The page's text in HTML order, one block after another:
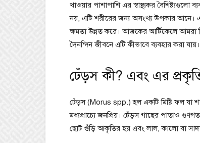
খাওয়ার পাশাপাশি এর স্বাস্থ্যকর
নয়, এটি শরীরের জন্য অসংখ্য উপকার আনে।
ক্ষমতা উন্নত করে। আজকের আর্টিকেলে আমরা
দৈনন্দিন জীবনে এটি কীভাবে ব্যবহার করা যায়।
ঢেঁড়স কী? এবং এর
ঢেঁড়স (Morus spp.) হল একটি মিষ্টি ফল যা
মধ্যপ্রাচ্যে জনপ্রিয়। ঢেঁড়স গাছের পাতাও
ছোট গুঁড়ি আকৃতির হয় এবং লাল, কালো বা সাদা